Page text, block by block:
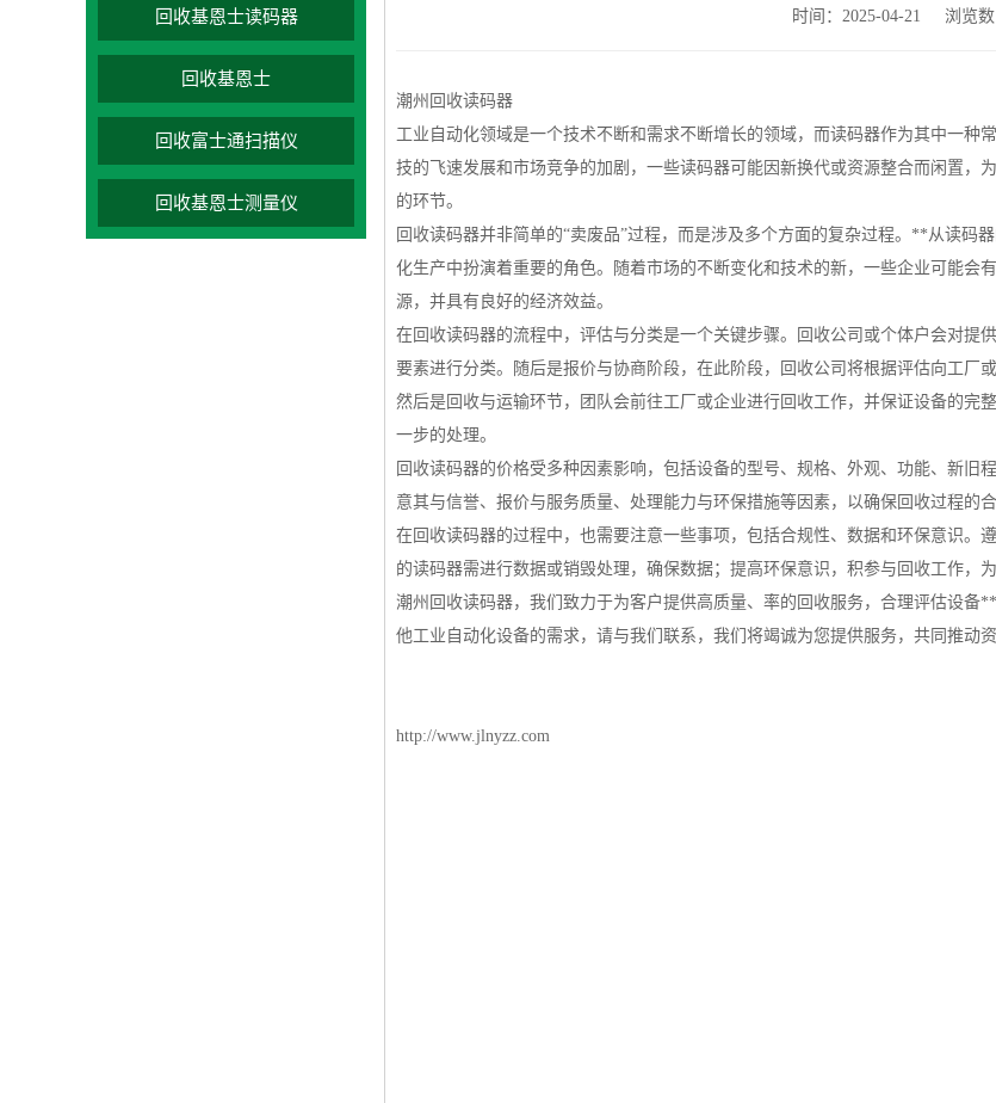
回收基恩士读码器
回收基恩士
回收富士通扫描仪
回收基恩士测量仪
时间：2025-04-21 浏览
潮州回收读码器
工业自动化领域是一个技术不断和需求不断增长的领域，而读码器作为其中一种
技的飞速发展和市场竞争的加剧，一些读码器可能因新换代或资源整合而闲置，
的环节。
回收读码器并非简单的“卖废品”过程，而是涉及多个方面的复杂过程。**从读码
化生产中扮演着重要的角色。随着市场的不断变化和技术的新，一些企业可能会
源，并具有良好的经济效益。
在回收读码器的流程中，评估与分类是一个关键步骤。回收公司或个体户会对提
要素进行分类。随后是报价与协商阶段，在此阶段，回收公司将根据评估向工厂
然后是回收与运输环节，团队会前往工厂或企业进行回收工作，并保证设备的完
一步的处理。
回收读码器的价格受多种因素影响，包括设备的型号、规格、外观、功能、新旧
意其与信誉、报价与服务质量、处理能力与环保措施等因素，以确保回收过程的
在回收读码器的过程中，也需要注意一些事项，包括合规性、数据和环保意识。
的读码器需进行数据或销毁处理，确保数据；提高环保意识，积参与回收工作，
潮州回收读码器，我们致力于为客户提供高质量、率的回收服务，合理评估设
他工业自动化设备的需求，请与我们联系，我们将竭诚为您提供服务，共同推动
http://www.jlnyzz.com